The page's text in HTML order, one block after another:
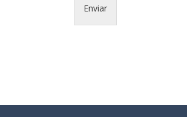
Enviar